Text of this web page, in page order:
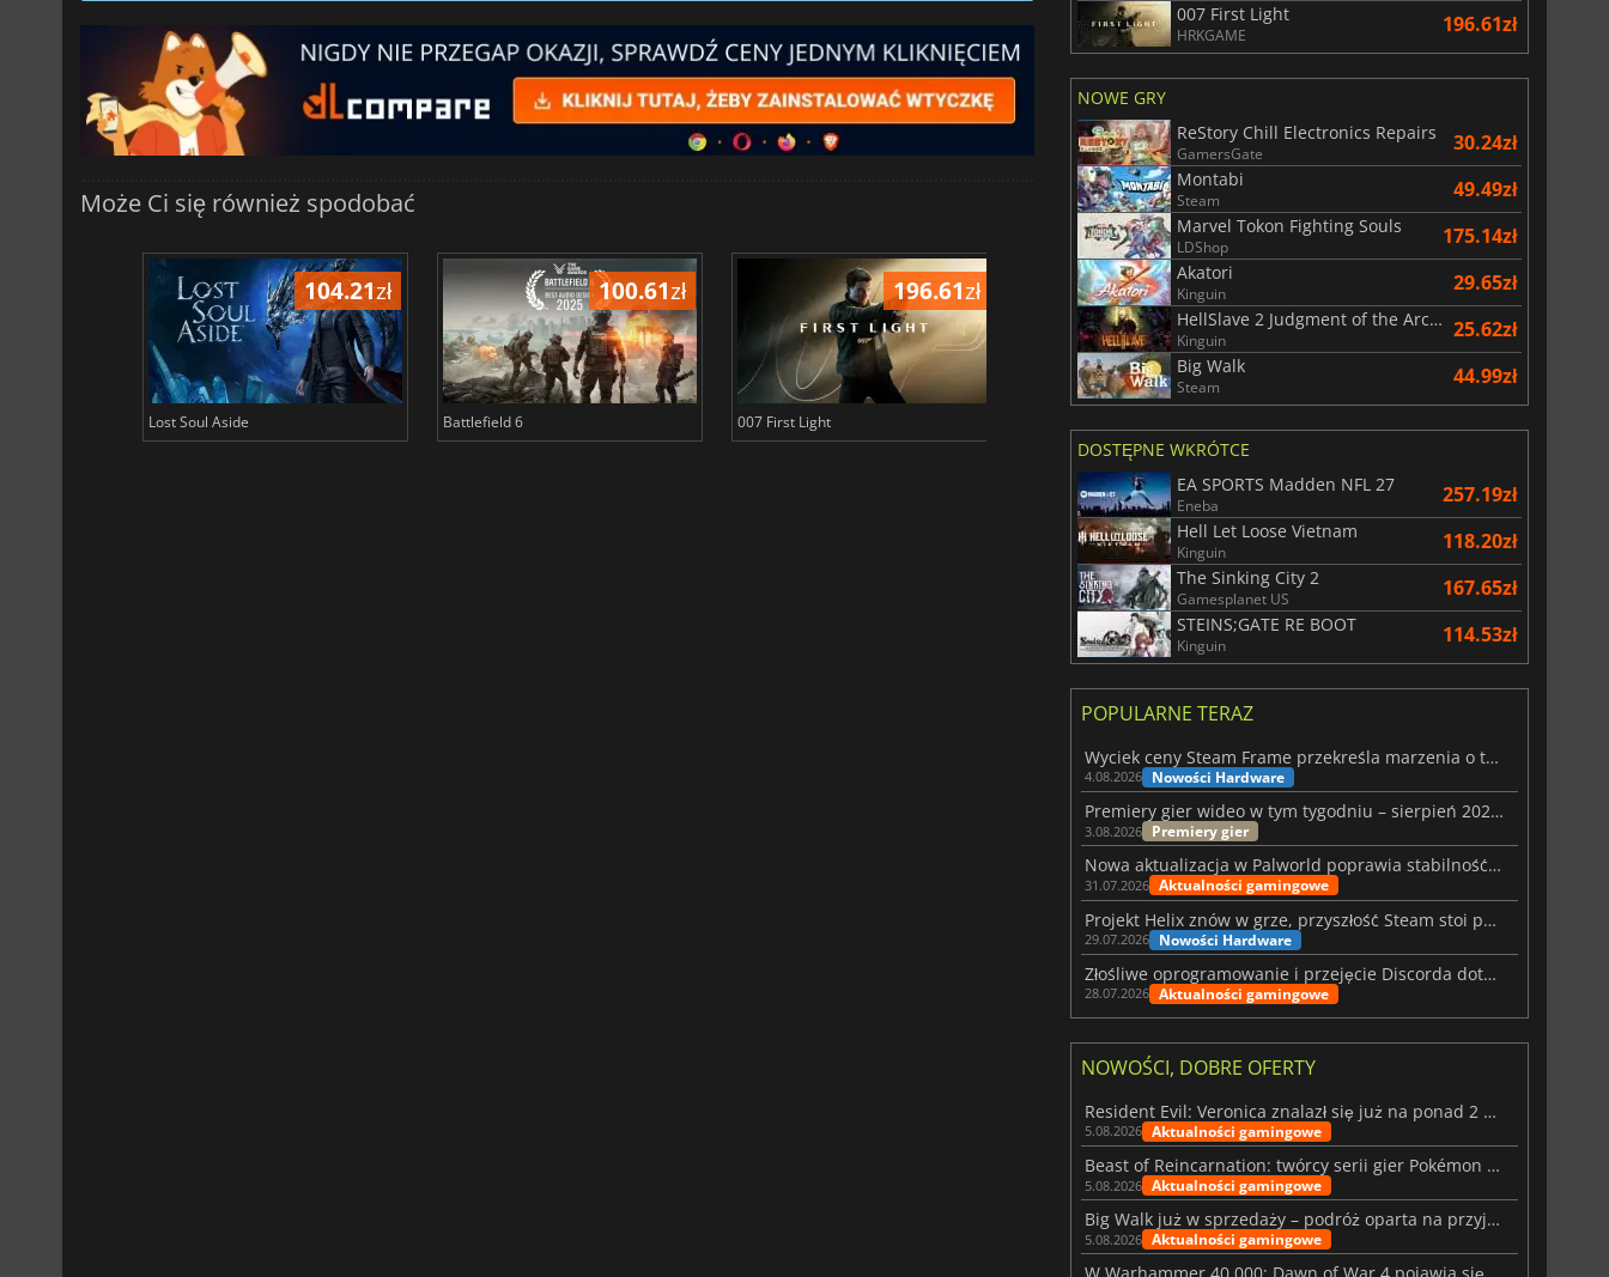
Może Ci się również spodobać
104.21zł
Lost Soul Aside
100.61zł
Battlefield 6
196.61zł
007 First Light
156.34 175.00
007 First Light
HRKGAME 196.61zł
NOWE GRY
ReStory Chill Electronics Repairs
GamersGate 30.24zł
Montabi
Steam 49.49zł
Marvel Tokon Fighting Souls
LDShop 175.14zł
Akatori
Kinguin 29.65zł
HellSlave 2 Judgment of the Archon
Kinguin 25.62zł
Big Walk
Steam 44.99zł
DOSTĘPNE WKRÓTCE
EA SPORTS Madden NFL 27
Eneba 257.19zł
Hell Let Loose Vietnam
Kinguin 118.20zł
The Sinking City 2
Gamesplanet US 167.65zł
STEINS;GATE RE BOOT
Kinguin 114.53zł
POPULARNE TERAZ
Wyciek ceny Steam Frame przekreśla marzenia o tanim zestawie VR
4.08.2026 Nowości Hardware
Premiery gier wideo w tym tygodniu – sierpień 2026 r. (32. tydzień)
3.08.2026 Premiery gier
Nowa aktualizacja w Palworld poprawia stabilność Sunreach i walk z bossami
31.07.2026 Aktualności gamingowe
Projekt Helix znów w grze, przyszłość Steam stoi pod znakiem zapytania
29.07.2026 Nowości Hardware
Złośliwe oprogramowanie i przejęcie Discorda dotknęły Meccha Chameleon
28.07.2026 Aktualności gamingowe
NOWOŚCI, DOBRE OFERTY
Resident Evil: Veronica znalazł się już na ponad 2 milionach list życzeń
5.08.2026 Aktualności gamingowe
Beast of Reincarnation: twórcy serii gier Pokémon wkraczają na nową ścieżkę
5.08.2026 Aktualności gamingowe
Big Walk już w sprzedaży – podróż oparta na przyjaźni
5.08.2026 Aktualności gamingowe